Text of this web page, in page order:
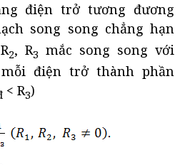
điện trở tương đương
song song chẳng hạn
2, R3 mắc song song với
điện trở thành phần
< R3)